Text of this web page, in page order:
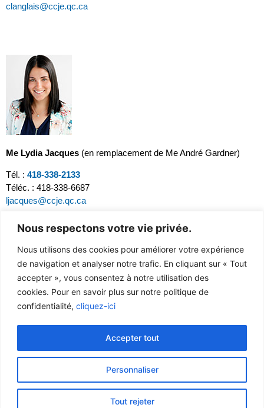
Nous respectons votre vie privée.
Nous utilisons des cookies pour améliorer votre expérience
de navigation et analyser notre trafic. En cliquant sur « Tout
accepter », vous consentez à notre utilisation des
cookies. Pour en savoir plus sur notre politique de
confidentialité, cliquez-ici
Personnaliser
Tout rejeter
Accepter tout
clanglais@ccje.qc.ca
Me Lydia Jacques (en remplacement de Me André Gardner)
Tél. : 418-338-2133
Téléc. : 418-338-6687
ljacques@ccje.qc.ca
English